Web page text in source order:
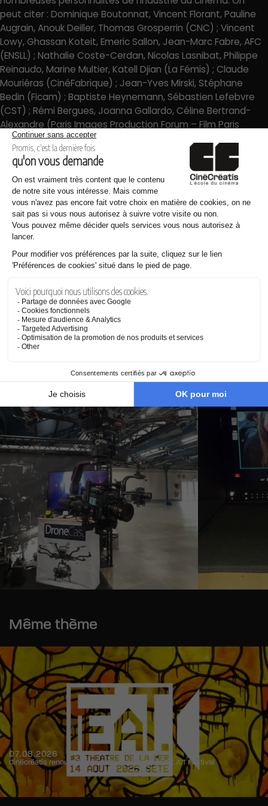
peut citer : Dominique Boutonnat, Vincent Florant, Pauline
Augrain, Anouk Deiller, Thomas Grosperrin (CNC) ; Vincent
Lowy, Ghassan Koteit, Emeric Sallon, Jean-Marc Fabre, AFC
(ENSLL) ; Nathalie Coste-Cerdan, Nicolas Lasnibat, Philippe
Reinaudo, Marine Multier, Katell Djian (La Fémis) ; Claude
Mouriéras (CinéFabrique) ; Jean-Yves Mirski, Stéphane
Bedin (Ficam) ; Baptiste Heynemann, Sébastien Lefebvre
(CST) ; Rémi Bergues, Joanna Gallardo, Céline Bertrand-
Alexandre (Paris Images Production Forum – Film Paris
Région) ; Anne Bourgeois (L’Industrie de rêve) ; Michel
Gomez (Ville de Paris – Mission cinéma) ; Dariusz
Wyczólkowski (Festival Camerimage) ; Samir Ljuma
(Festival Manaki Brothers), entre autres.
Sortir les étudiants de leurs cours habituels le temps de ce
déplacement au Micro Salon, c’est leur faire vivre une
expérience valorisante au contact d’acteurs du terrain. De
quoi donner une autre dimension aux enseignements
habituellement suivis.
Même thème
07.08.2026
Cinécréatis renouvelle son partenariat avec le F.E.A.T Festival